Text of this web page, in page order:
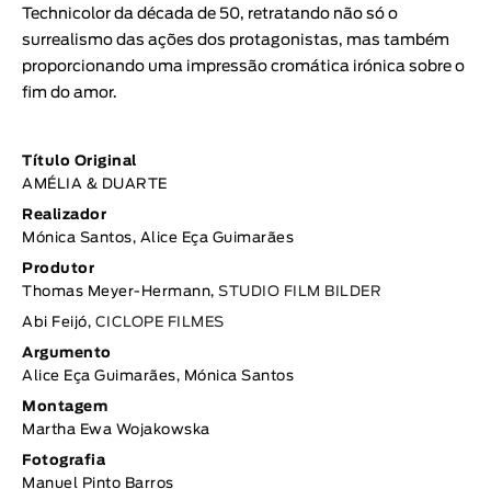
Technicolor da década de 50, retratando não só o
surrealismo das ações dos protagonistas, mas também
proporcionando uma impressão cromática irónica sobre o
fim do amor.
Título Original
AMÉLIA & DUARTE
Realizador
Mónica Santos, Alice Eça Guimarães
Produtor
Thomas Meyer-Hermann, STUDIO FILM BILDER
Abi Feijó, CICLOPE FILMES
Argumento
Alice Eça Guimarães, Mónica Santos
Montagem
Martha Ewa Wojakowska
Fotografia
Manuel Pinto Barros